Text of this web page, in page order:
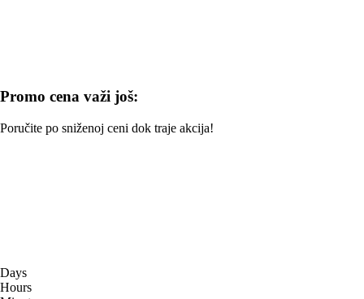
Promo cena važi još:
Poručite po sniženoj ceni dok traje akcija!
Days
Hours